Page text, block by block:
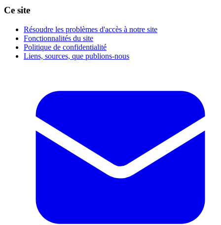
Ce site
Résoudre les problèmes d'accès à notre site
Fonctionnalités du site
Politique de confidentialité
Liens, sources, que publions-nous